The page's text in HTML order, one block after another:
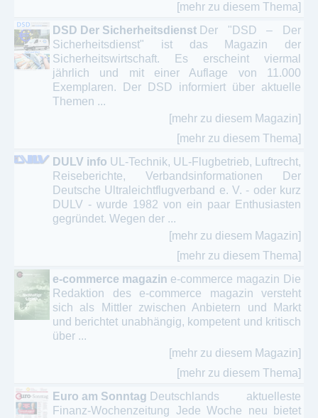
[mehr zu diesem Thema]
DSD Der Sicherheitsdienst Der "DSD – Der
Sicherheitsdienst" ist das Magazin der
Sicherheitswirtschaft. Es erscheint viermal
jährlich und mit einer Auflage von 11.000
Exemplaren. Der DSD informiert über aktuelle
Themen ...
[mehr zu diesem Magazin]
[mehr zu diesem Thema]
DULV info UL-Technik, UL-Flugbetrieb, Luftrecht,
Reiseberichte, Verbandsinformationen Der
Deutsche Ultraleichtflugverband e. V. - oder kurz
DULV - wurde 1982 von ein paar Enthusiasten
gegründet. Wegen der ...
[mehr zu diesem Magazin]
[mehr zu diesem Thema]
e-commerce magazin e-commerce magazin Die
Redaktion des e-commerce magazin versteht
sich als Mittler zwischen Anbietern und Markt
und berichtet unabhängig, kompetent und kritisch
über ...
[mehr zu diesem Magazin]
[mehr zu diesem Thema]
Euro am Sonntag Deutschlands aktuelleste
Finanz-Wochenzeitung Jede Woche neu bietet